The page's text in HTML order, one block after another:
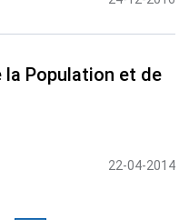
la Population et de
22-04-2014